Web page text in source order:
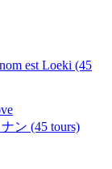
est Loeki (45
ン (45 tours)